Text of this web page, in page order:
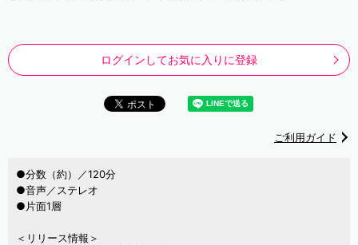
ログインしてお気に入りに登録
ご利用ガイド
●分数（約）／120分
●音声／ステレオ
●片面1層
＜リリース情報＞